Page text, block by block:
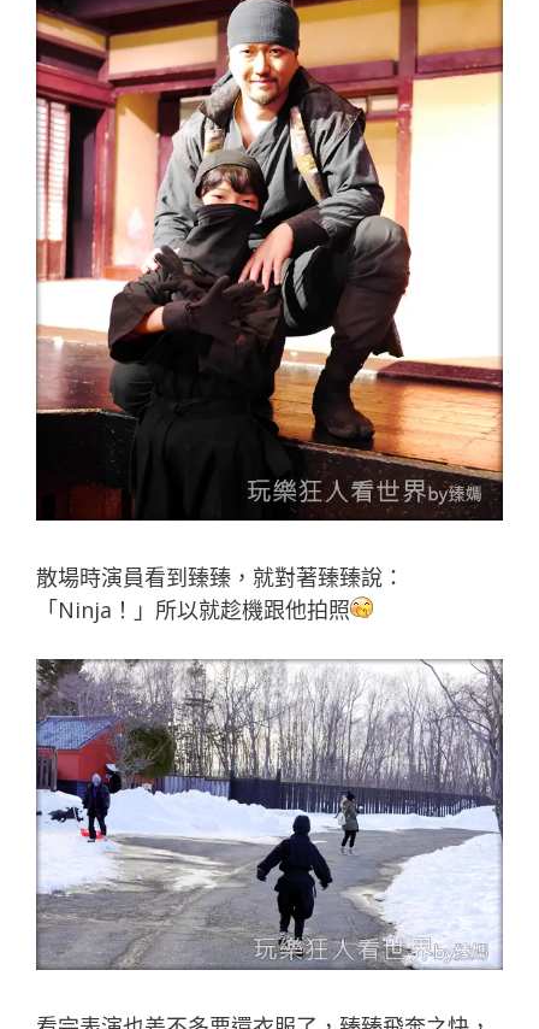
散場時演員看到臻臻，就對著臻臻說：
「Ninja！」所以就趁機跟他拍照